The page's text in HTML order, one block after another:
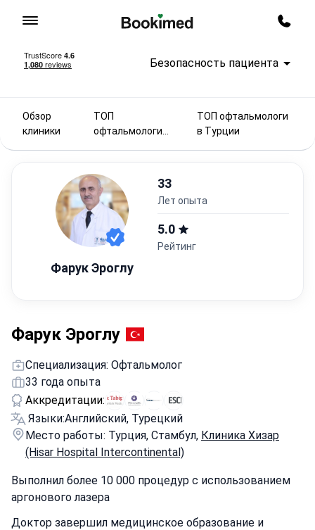
Безопасность пациента
Обзор
клиники
ТОП
офтальмологи
ТОП офтальмологи
в Турции
Фарук Эроглу
33
лет опыта
5.0
Рейтинг
Фарук Эроглу
Специализация: Офтальмолог
33 года опыта
Аккредитации:
Языки:Английский, Турецкий
Место работы: Турция, Стамбул, Клиника Хизар
(Hisar Hospital Intercontinental)
Выполнил более 10 000 процедур с использованием
аргонового лазера
Доктор завершил медицинское образование и